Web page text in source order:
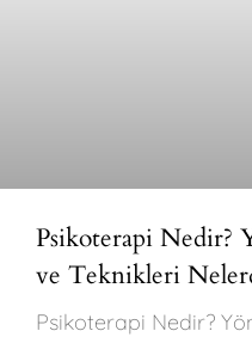
Psikoterapi Nedir?
ve Teknikleri
Psikoterapi Nedir?